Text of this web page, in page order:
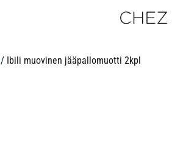
/ Ibili muovinen jääpallomuotti 2kpl